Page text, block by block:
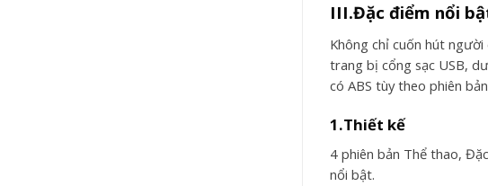
III.Đặc điểm nổi
Không chỉ cuốn hút
trang bị cổng sạc USB,
có ABS tùy theo phiên
1.Thiết kế
4 phiên bản Thể thao,
nổi bật.